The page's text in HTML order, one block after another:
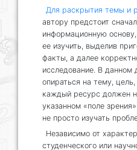
Для раскрытия темы и
автору предстоит
информационную
ее изучить, выделив
факты, а далее
исследование. В данном
опираться на тему, цель,
каждый ресурс должен
указанном «поле
не просто изучать
Независимо от
студенческого или